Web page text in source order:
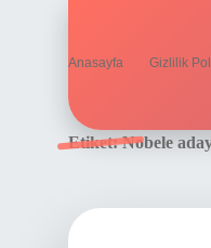
Anasayfa Gizlilik
Etiket:Nobele